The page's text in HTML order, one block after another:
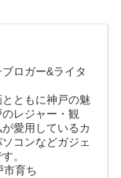
ロガー&ライタ
ともに神戸の魅
レジャー・観
愛用しているカ
コンなどガジェ
。
市育ち